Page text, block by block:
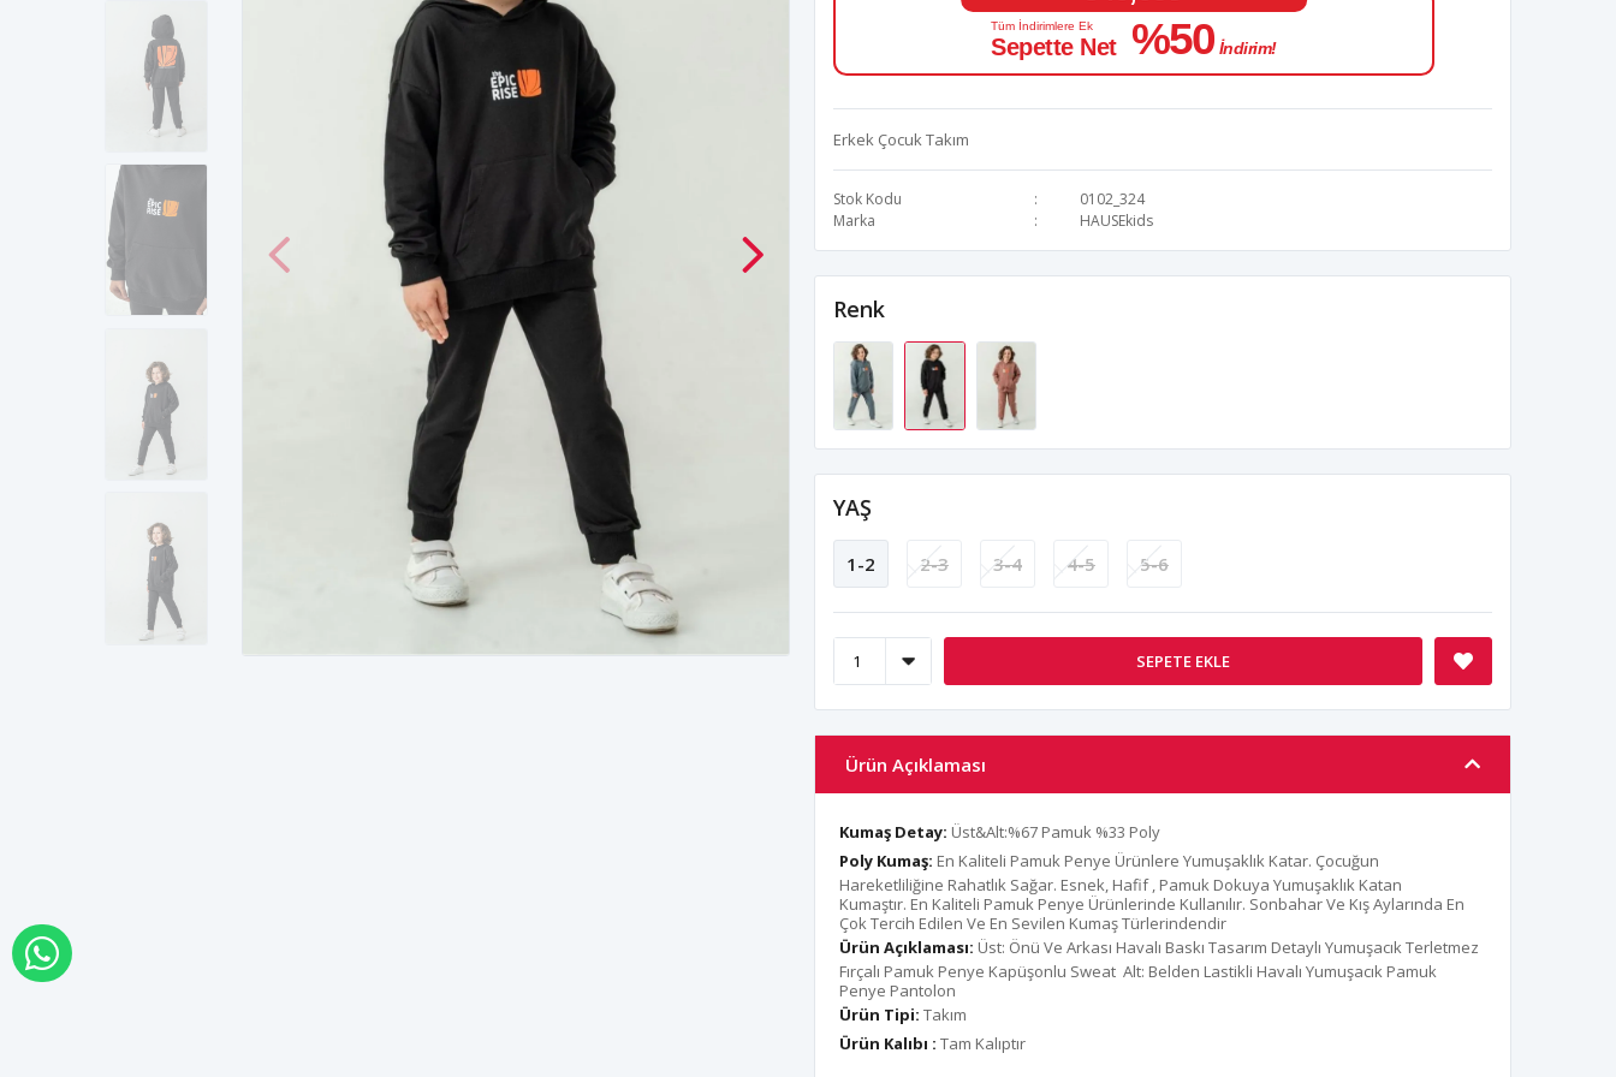
Tüm İndirimlere Ek
Sepette Net %50 İndirim!
Erkek Çocuk Takım
Stok Kodu
0102_324
Marka
HAUSEkids
Renk
YAŞ
1-2 2-3 3-4 4-5 5-6
SEPETE EKLE
Ürün Açıklaması
Kumaş Detay: Üst&Alt:%67 Pamuk %33 Poly
Poly Kumaş: En Kaliteli Pamuk Penye Ürünlere Yumuşaklık Katar. Çocuğun
Hareketliliğine Rahatlık Sağar. Esnek, Hafif , Pamuk Dokuya Yumuşaklık Katan
Kumaştır. En Kaliteli Pamuk Penye Ürünlerinde Kullanılır. Sonbahar Ve Kış Aylarında En
Çok Tercih Edilen Ve En Sevilen Kumaş Türlerindendir
Ürün Açıklaması: Üst: Önü Ve Arkası Havalı Baskı Tasarım Detaylı Yumuşacık Terletmez
Fırçalı Pamuk Penye Kapüşonlu Sweat Alt: Belden Lastikli Havalı Yumuşacık Pamuk
Penye Pantolon
Ürün Tipi: Takım
Ürün Kalıbı : Tam Kalıptır